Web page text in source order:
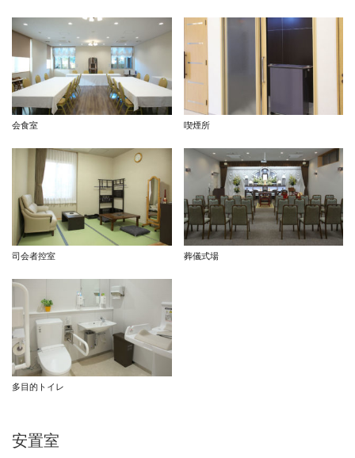
会食室 喫煙所
司会者控室 葬儀式場
多目的トイレ
安置室